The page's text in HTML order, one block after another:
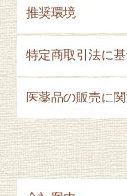
推奨環境
特定商取引法に
医薬品の販売に